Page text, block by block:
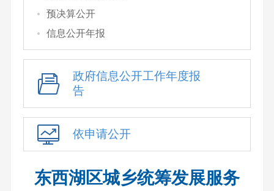
预决算公开
信息公开年报
政府信息公开工作年度报
告
依申请公开
东西湖区城乡统筹发展服务